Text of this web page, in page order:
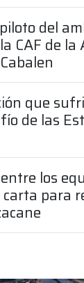
del
CAF de la
que
de las
los
para